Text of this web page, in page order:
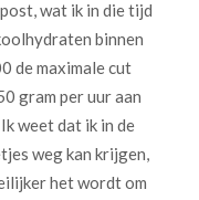
wat ik in die tijd
binnen
de maximale cut
gram per uur aan
weet dat ik in de
weg kan krijgen,
het wordt om